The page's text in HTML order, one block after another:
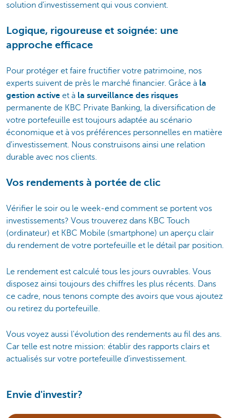
solution d'investissement qui vous convient.
Logique, rigoureuse et soignée: une
approche efficace
Pour protéger et faire fructifier votre patrimoine, nos
experts suivent de près le marché financier. Grâce à la
gestion active et à la surveillance des risques
permanente de KBC Private Banking, la diversification de
votre portefeuille est toujours adaptée au scénario
économique et à vos préférences personnelles en matière
d'investissement. Nous construisons ainsi une relation
durable avec nos clients.
Vos rendements à portée de clic
Vérifier le soir ou le week-end comment se portent vos
investissements? Vous trouverez dans KBC Touch
(ordinateur) et KBC Mobile (smartphone) un aperçu clair
du rendement de votre portefeuille et le détail par position.
Le rendement est calculé tous les jours ouvrables. Vous
disposez ainsi toujours des chiffres les plus récents. Dans
ce cadre, nous tenons compte des avoirs que vous ajoutez
ou retirez du portefeuille.
Vous voyez aussi l'évolution des rendements au fil des ans.
Car telle est notre mission: établir des rapports clairs et
actualisés sur votre portefeuille d'investissement.
Envie d'investir?